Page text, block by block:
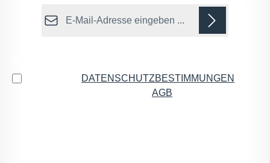
E-Mail-Adresse*
DATENSCHUTZBESTIMMUNGEN
AGB